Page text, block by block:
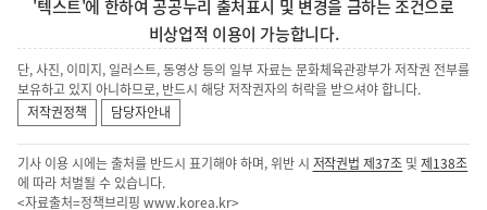
'텍스트'에 한하여 공공누리 출처표시 및 변경을 금하는 조건으로
비상업적 이용이 가능합니다.
단, 사진, 이미지, 일러스트, 동영상 등의 일부 자료는 문화체육관광부가 저작권 전부를
보유하고 있지 아니하므로, 반드시 해당 저작권자의 허락을 받으셔야 합니다.
저작권정책
담당자안내
기사 이용 시에는 출처를 반드시 표기해야 하며, 위반 시 저작권법 제37조 및제138조
에 따라 처벌될 수 있습니다.
<자료출처=정책브리핑 www.korea.kr>